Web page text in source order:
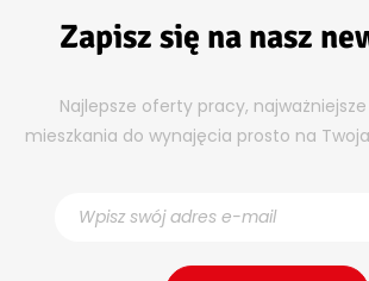
Zapisz się na nasz
Najlepsze oferty pracy,
mieszkania do wynajęcia prosto na